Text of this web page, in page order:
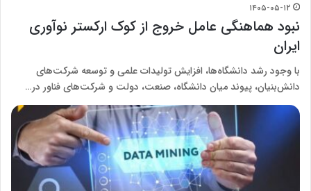
۱۴۰۵-۰۵-۱۲
نبود هماهنگی عامل خروج از کوک ارکستر نوآوری
ایران
با وجود رشد دانشگاه‌ها، افزایش تولیدات علمی و توسعه شرکت‌های
دانش‌بنیان، پیوند میان دانشگاه، صنعت، دولت و شرکت‌های فناور در…